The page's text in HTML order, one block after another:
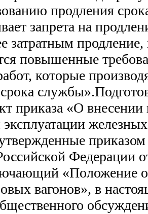
продления
запрета на
затратным
повышенные
которые
приказа «О
эксплуатации
Федерации
«Положение о
вагонов», в